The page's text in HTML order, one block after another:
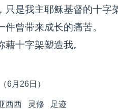
只是我主耶稣基督的十字
曾带来成长的痛苦。
十字架塑造我。
6月26日）
西西 灵修 足迹